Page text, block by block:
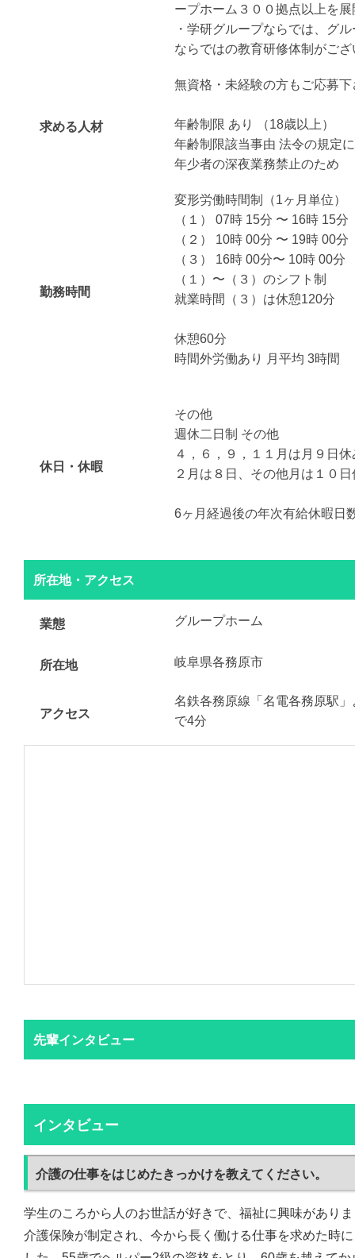
ープホーム３００拠点以上を展
・学研グループならでは、グ
ならではの教育研修体制がご
求める人材
無資格・未経験の方もご応募下
年齢制限 あり （18歳以上）
年齢制限該当事由 法令の規定
年少者の深夜業務禁止のため
勤務時間
変形労働時間制（1ヶ月単位）
（１） 07時 15分 〜 16時 15分
（２） 10時 00分 〜 19時 00分
（３） 16時 00分〜 10時 00分
（１）〜（３）のシフト制
就業時間（３）は休憩120分
休憩60分
時間外労働あり 月平均 3時間
休日・休暇
その他
週休二日制 その他
４，６，９，１１月は月９日休
２月は８日、その他月は１０日
6ヶ月経過後の年次有給休暇日
所在地・アクセス
業態 グループホーム
所在地 岐阜県各務原市
アクセス
名鉄各務原線「名電各務原駅
で4分
先輩インタビュー
インタビュー
介護の仕事をはじめたきっかけを教えてください。
学生のころから人のお世話が好きで、福祉に興味があり
介護保険が制定され、今から長く働ける仕事を求めた時